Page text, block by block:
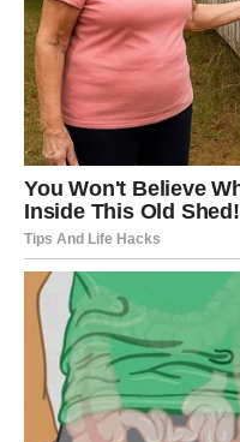
Vodolija
Vodolija je dugo imala
sebe, a da se ništa ne
znaka da je na pravom
Ali sada dolazi potvrda.
Vodolija će dobiti znak.
koja menja sve. Možda
niotkuda. Možda kroz
preplaviti.
To će biti trenutak kada